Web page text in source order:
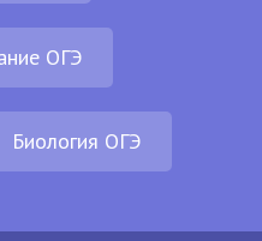
ОГЭ
Биология ОГЭ